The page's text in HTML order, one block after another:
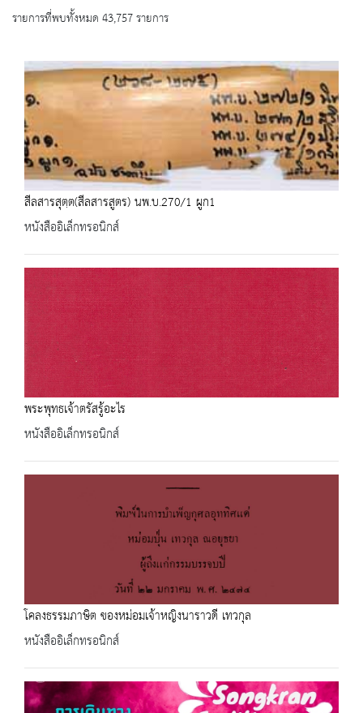
รายการที่พบทั้งหมด 43,757 รายการ
สีลสารสุตฺต(สีลสารสูตร) นพ.บ.270/1 ผูก1
หนังสืออิเล็กทรอนิกส์
พระพุทธเจ้าตรัสรู้อะไร
หนังสืออิเล็กทรอนิกส์
โคลงธรรมภาษิต ของหม่อมเจ้าหญิงนาราวดี เทวกุล
หนังสืออิเล็กทรอนิกส์